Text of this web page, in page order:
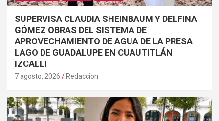
SUPERVISA CLAUDIA SHEINBAUM Y DELFINA
GÓMEZ OBRAS DEL SISTEMA DE
APROVECHAMIENTO DE AGUA DE LA PRESA
LAGO DE GUADALUPE EN CUAUTITLÁN
IZCALLI
7 agosto, 2026 Redaccion